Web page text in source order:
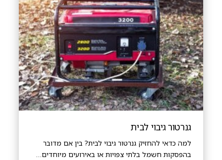
גנרטור גיבוי לבית
למה כדאי להחזיק גנרטור גיבוי לבית? בין אם מדובר
בהפסקות חשמל בלתי צפויות או באירועים מיוחדים…